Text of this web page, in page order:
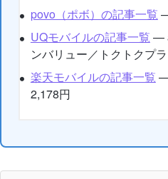
povo（ポボ）の記事一覧
UQモバイルの記事一覧 —
ンバリュー／トクトクプ
楽天モバイルの記事一覧
2,178円